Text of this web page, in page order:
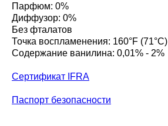
Парфюм: 0%
Диффузор: 0%
Без фталатов
Точка воспламенения: 160°F (71°C)
Содержание ванилина: 0,01% - 2%
Сертификат IFRA
Паспорт безопасности